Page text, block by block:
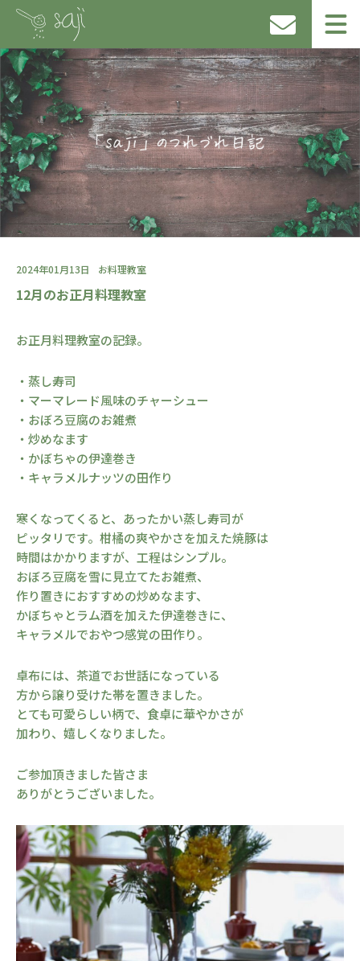
2024年01月13日 お料理教室
12月のお正月料理教室
お正月料理教室の記録。
・蒸し寿司
・マーマレード風味のチャーシュー
・おぼろ豆腐のお雑煮
・炒めなます
・かぼちゃの伊達巻き
・キャラメルナッツの田作り
寒くなってくると、あったかい蒸し寿司が
ピッタリです。柑橘の爽やかさを加えた焼豚は
時間はかかりますが、工程はシンプル。
おぼろ豆腐を雪に見立てたお雑煮、
作り置きにおすすめの炒めなます、
かぼちゃとラム酒を加えた伊達巻きに、
キャラメルでおやつ感覚の田作り。
卓布には、茶道でお世話になっている
方から譲り受けた帯を置きました。
とても可愛らしい柄で、食卓に華やかさが
加わり、嬉しくなりました。
ご参加頂きました皆さま
ありがとうございました。